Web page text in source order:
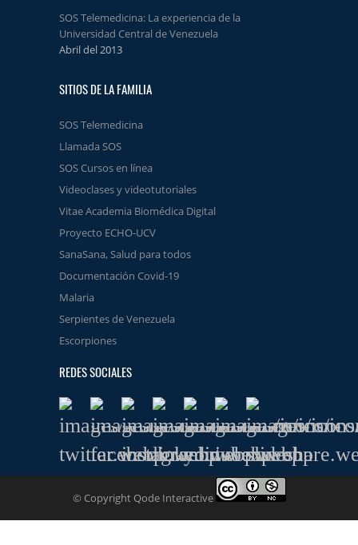
SOS Telemedicina: La experiencia de la
Universidad Central de Venezuela
Abril del 2013
SITIOS DE LA FAMILIA
SOS Telemedicina
Llamada SOS
SOS Cursos en línea
Videoclases y videotutoriales
Vitae Academia Biomédica Digital
Proyecto ECHO-UCV
SanaSana, Salud para todos
Documentación Covid-19
Malaria
Serpientes de Venezuela
Escorpiones
REDES SOCIALES
© Copyright Qode Interactive